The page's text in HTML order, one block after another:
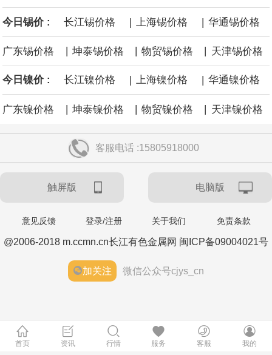
海力士：龙仁工厂将生产高带宽内存（HBM）及其他下一代动态随
机存取存储器（DRAM）。
今日锡价 : 长江锡价格 | 上海锡价格 | 华通锡价格
广东锡价格 坤泰锡价格 物贸锡价格 天津锡价格
今日镍价 : 长江镍价格 | 上海镍价格 | 华通镍价格
广东镍价格 | 坤泰镍价格 | 物贸镍价格 | 天津镍价格
客服电话 :15805918000
触屏版 电脑版
意见反馈 登录/注册 关于我们 免责条款
@2006-2018 m.ccmn.cn长江有色金属网 闽ICP备09004021号
加关注 微信公众号cjys_cn
首页 资讯 行情 服务 客服 我的